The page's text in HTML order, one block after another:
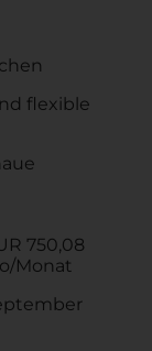
flexible
750,08
Monat